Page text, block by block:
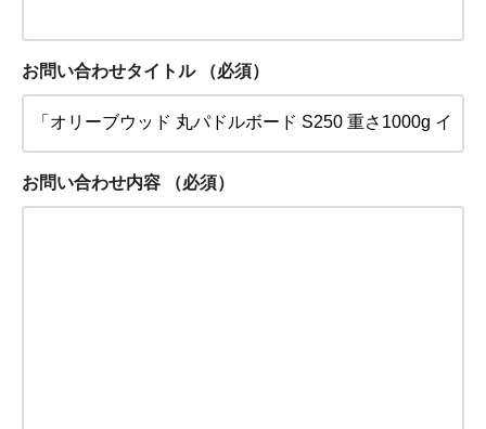
お問い合わせタイトル （必須）
お問い合わせ内容 （必須）